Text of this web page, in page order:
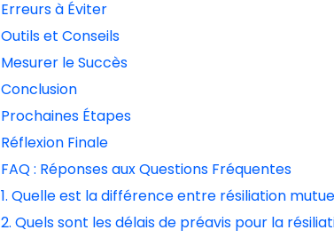
Erreurs à Éviter
Outils et Conseils
Mesurer le Succès
Conclusion
Prochaines Étapes
Réflexion Finale
FAQ : Réponses aux Questions Fréquentes
1. Quelle est la différence entre résiliation
2. Quels sont les délais de préavis pour la